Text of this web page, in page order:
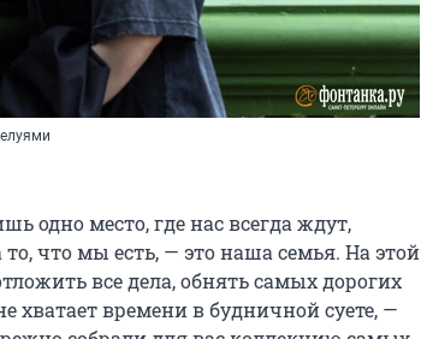
одно место, где нас всегда ждут,
что мы есть, — это наша семья. На этой
все дела, обнять самых дорогих
хватает времени в будничной суете, —